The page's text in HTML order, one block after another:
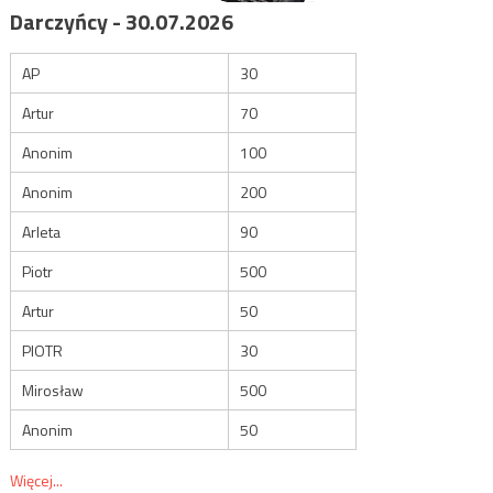
Darczyńcy - 30.07.2026
AP
30
Artur
70
Anonim
100
Anonim
200
Arleta
90
Piotr
500
Artur
50
PIOTR
30
Mirosław
500
Anonim
50
Więcej...